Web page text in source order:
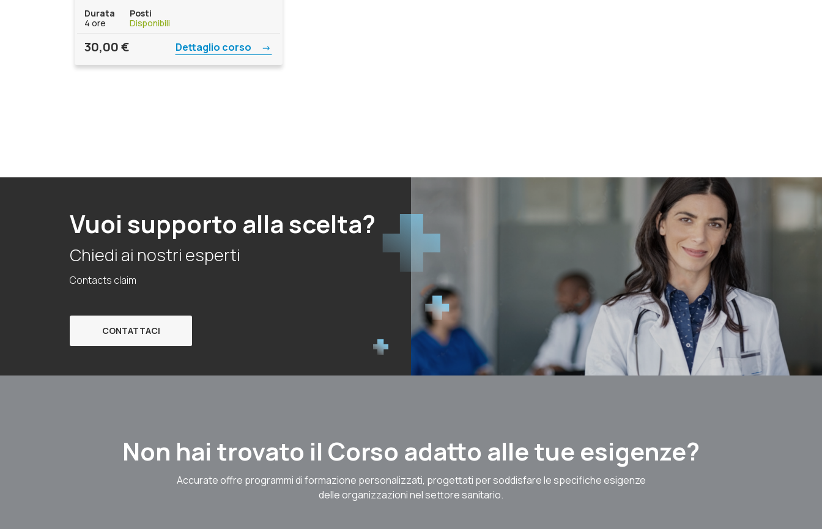
Durata
4 ore
Posti
Disponibili
30,00€ Dettaglio corso
Vuoi supporto alla scelta?
Chiedi ai nostri esperti
Contacts claim
CONTATTACI
Non hai trovato il Corso adatto alle tue esigenze?
Accurate offre programmi di formazione personalizzati, progettati per soddisfare le specifiche esigenze
delle organizzazioni nel settore sanitario.